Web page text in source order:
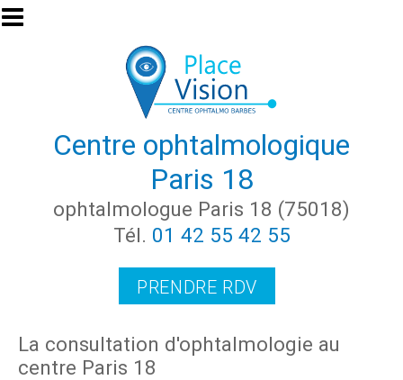
Aller au contenu principal
Centre ophtalmologique
Paris 18
ophtalmologue Paris 18 (75018)
Tél. 01 42 55 42 55
PRENDRE RDV
La consultation d'ophtalmologie au
centre Paris 18